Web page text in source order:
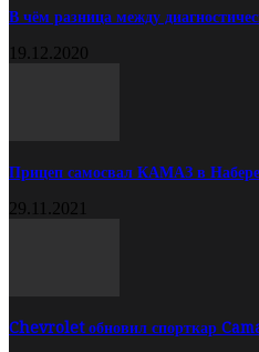
В чём разница между
19.12.2020
Прицеп самосвал КАМАЗ в
29.11.2021
Chevrolet обновил спорткар